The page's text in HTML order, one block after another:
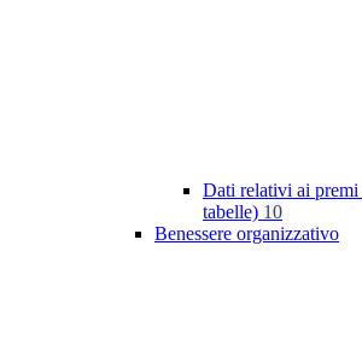
Dati relativi ai
tabelle) 10
Benessere organizzativo